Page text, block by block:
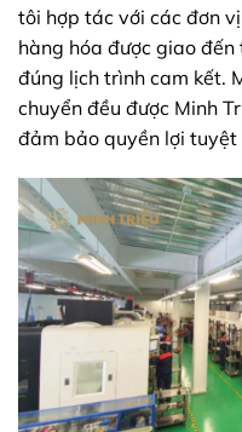
tôi hợp tác với các đơn
hàng hóa được giao
đúng lịch trình cam kết.
chuyển đều được Minh
đảm bảo quyền lợi